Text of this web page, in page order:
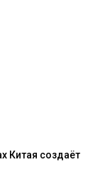
Китая создаёт